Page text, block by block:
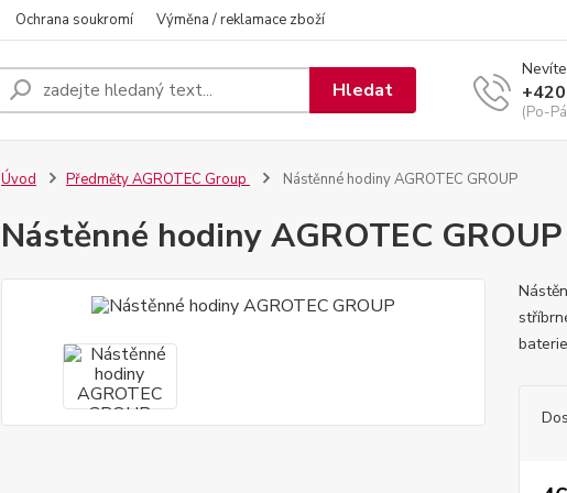
Ochrana soukromí Výměna / reklamace zboží
Hledat
(Po-
Úvod Předměty AGROTEC Group Nástěnné hodiny AGROTEC GROUP
Nástěnné hodiny AGROTEC GROUP